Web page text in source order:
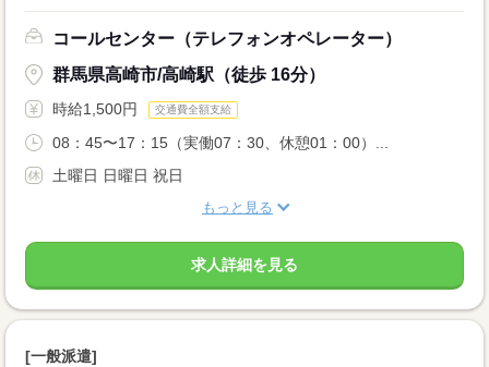
コールセンター（テレフォンオペレーター）
群馬県高崎市/高崎駅（徒歩 16分）
時給1,500円 交通費全額支給
08：45〜17：15（実働07：30、休憩01：00）...
土曜日 日曜日 祝日
もっと見る
求人詳細を見る
[一般派遣]